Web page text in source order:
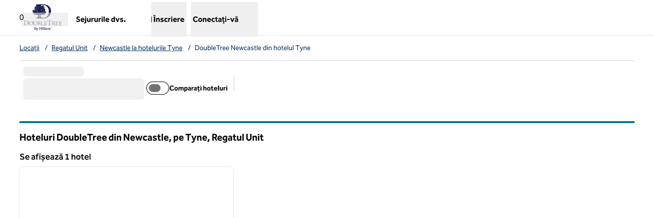
Salt la conținut
0
Sejururile dvs. Înscriere Conectați-vă
Locații / Regatul Unit / Newcastle la hotelurile Tyne / DoubleTree Newcastle din hotelul Tyne
Comparați hoteluri
Hoteluri DoubleTree din Newcastle, pe Tyne, Regatul Unit
Se afișează 1 hotel
Se afișează 1 hotel
1 din 12
imaginea următoare